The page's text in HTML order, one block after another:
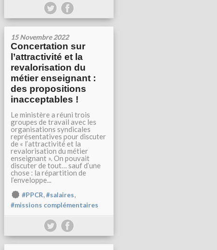
15 Novembre 2022
Concertation sur
l’attractivité et la
revalorisation du
métier enseignant :
des propositions
inacceptables !
Le ministère a réuni trois
groupes de travail avec les
organisations syndicales
représentatives pour discuter
de « l’attractivité et la
revalorisation du métier
enseignant ». On pouvait
discuter de tout… sauf d’une
chose : la répartition de
l’enveloppe...
#PPCR,#salaires,
#missions complémentaires